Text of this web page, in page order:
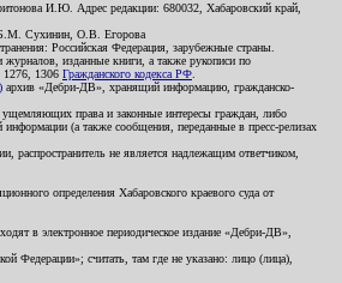
И.Ю. Адрес редакции: 680032, Хабаровский край,
Сухинин, О.В. Егорова
Российская Федерация, зарубежные страны.
журналов, изданные книги, а также рукописи по
1276, 1306 Гражданского кодекса РФ
архив «Дебри-ДВ», хранящий информацию, гражданско-
ущемляющих права и законные интересы граждан, либо
(а также сообщения, переданные в пресс-релизах
не является надлежащим ответчиком,
определения Хабаровского краевого суда от
в электронное периодическое издание «Дебри-ДВ»,
Федерации»; считать, там где не указано: лицо (лица),